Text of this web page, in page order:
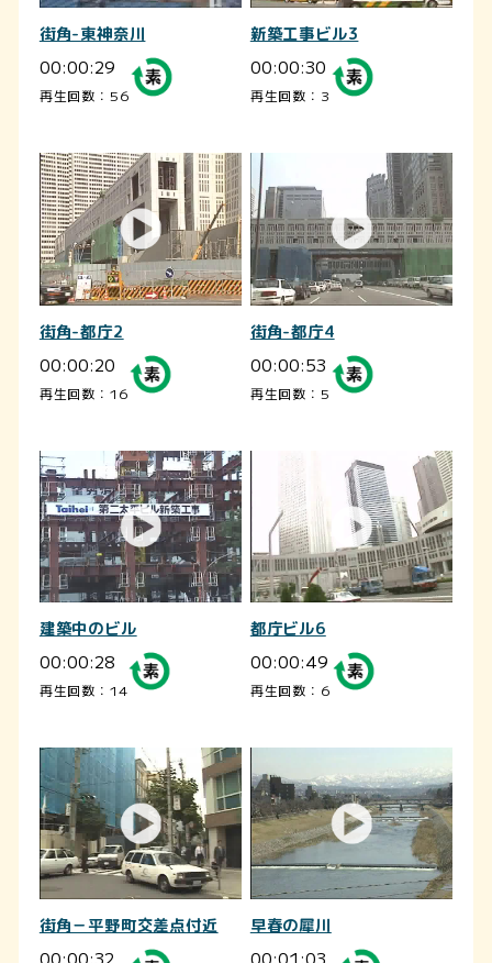
街角-東神奈川
00:00:29
再生回数：56
新築工事ビル3
00:00:30
再生回数：3
街角-都庁2
00:00:20
再生回数：16
街角-都庁4
00:00:53
再生回数：5
建築中のビル
00:00:28
再生回数：14
都庁ビル6
00:00:49
再生回数：6
街角－平野町交差点付近
00:00:32
早春の犀川
00:01:03